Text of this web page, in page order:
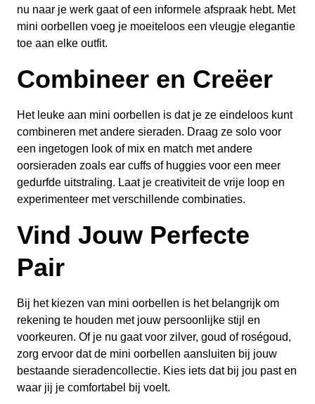
nu naar je werk gaat of een informele afspraak hebt. Met
mini oorbellen voeg je moeiteloos een vleugje elegantie
toe aan elke outfit.
Combineer en Creëer
Het leuke aan mini oorbellen is dat je ze eindeloos kunt
combineren met andere sieraden. Draag ze solo voor
een ingetogen look of mix en match met andere
oorsieraden zoals ear cuffs of huggies voor een meer
gedurfde uitstraling. Laat je creativiteit de vrije loop en
experimenteer met verschillende combinaties.
Vind Jouw Perfecte
Pair
Bij het kiezen van mini oorbellen is het belangrijk om
rekening te houden met jouw persoonlijke stijl en
voorkeuren. Of je nu gaat voor zilver, goud of roségoud,
zorg ervoor dat de mini oorbellen aansluiten bij jouw
bestaande sieradencollectie. Kies iets dat bij jou past en
waar jij je comfortabel bij voelt.